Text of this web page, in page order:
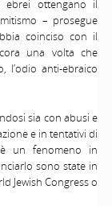
ottengano il
– prosegue
coinciso con il
una volta che
l’odio anti-ebraico
sia con abusi e
e in tentativi di
un fenomeno in
sono state in
Jewish Congress o